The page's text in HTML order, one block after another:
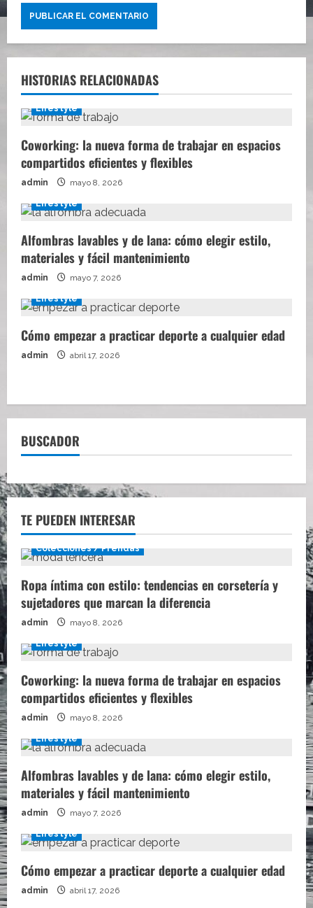
HISTORIAS RELACIONADAS
Lifestyle
Coworking: la nueva forma de trabajar en espacios
compartidos eficientes y flexibles
admin mayo 8, 2026
Lifestyle
Alfombras lavables y de lana: cómo elegir estilo,
materiales y fácil mantenimiento
admin mayo 7, 2026
Lifestyle
Cómo empezar a practicar deporte a cualquier edad
admin abril 17, 2026
BUSCADOR
TE PUEDEN INTERESAR
Colecciones / Prendas
Ropa íntima con estilo: tendencias en corsetería y
sujetadores que marcan la diferencia
admin mayo 8, 2026
Lifestyle
Coworking: la nueva forma de trabajar en espacios
compartidos eficientes y flexibles
admin mayo 8, 2026
Lifestyle
Alfombras lavables y de lana: cómo elegir estilo,
materiales y fácil mantenimiento
admin mayo 7, 2026
Lifestyle
Cómo empezar a practicar deporte a cualquier edad
admin abril 17, 2026